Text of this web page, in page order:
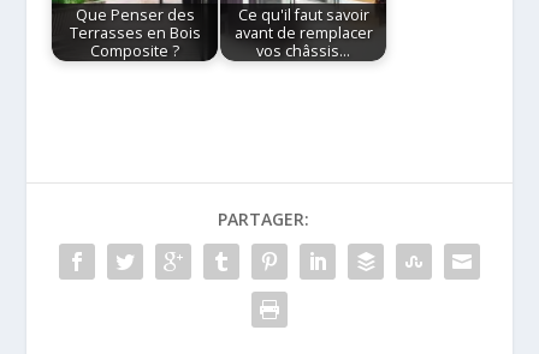
Que Penser des
Terrasses en Bois
Composite ?
Ce qu'il faut savoir
avant de remplacer
vos châssis…
PARTAGER: